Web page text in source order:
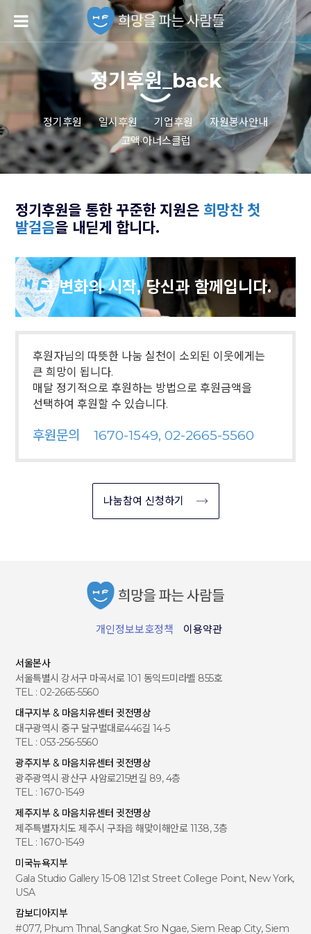
정기후원_back
정기후원 일시후원 기업후원
자원봉사안내
고액·아너스클럽
정기후원을 통한 꾸준한 지원은 희망찬 첫
발걸음을 내딛게 합니다.
그 변화의 시작,당신과 함께입니다.
후원자님의 따뜻한 나눔 실천이 소외된 이웃에게는
큰 희망이 됩니다.
매달 정기적으로 후원하는 방법으로 후원금액을
선택하여 후원할 수 있습니다.
후원문의 1670-1549, 02-2665-5560
나눔참여 신청하기
개인정보보호정책 이용약관
서울본사
서울특별시 강서구 마곡서로 101 동익드미라벨 855호
TEL : 02-2665-5560
대구지부 & 마음치유센터 귓전명상
대구광역시 중구 달구벌대로446길 14-5
TEL : 053-256-5560
광주지부 & 마음치유센터 귓전명상
광주광역시 광산구 사암로215번길 89, 4층
TEL : 1670-1549
제주지부 & 마음치유센터 귓전명상
제주특별자치도 제주시 구좌읍 해맞이해안로 1138, 3층
TEL : 1670-1549
미국뉴욕지부
Gala Studio Gallery 15-08 121st Street College Point, New York,
USA
캄보디아지부
#077, Phum Thnal, Sangkat Sro Ngae, Siem Reap City, Siem